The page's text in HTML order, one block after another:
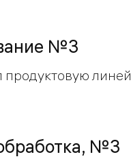
№3
№3